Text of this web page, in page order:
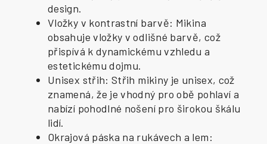
design.
Vložky v kontrastní barvě: Mikina
obsahuje vložky v odlišné barvě, což
přispívá k dynamickému vzhledu a
estetickému dojmu.
Unisex střih: Střih mikiny je unisex, což
znamená, že je vhodný pro obě pohlaví a
nabízí pohodlné nošení pro širokou škálu
lidí.
Okrajová páska na rukávech a lem: